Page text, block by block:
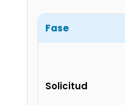
Fase
Solicitud